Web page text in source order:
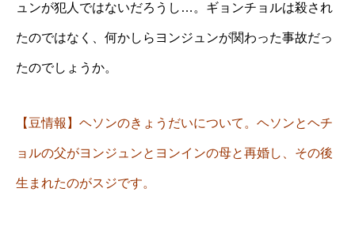
ュンが犯人ではないだろうし…。ギョンチョルは殺され
たのではなく、何かしらヨンジュンが関わった事故だっ
たのでしょうか。
【豆情報】ヘソンのきょうだいについて。ヘソンとヘチ
ョルの父がヨンジュンとヨンインの母と再婚し、その後
生まれたのがスジです。